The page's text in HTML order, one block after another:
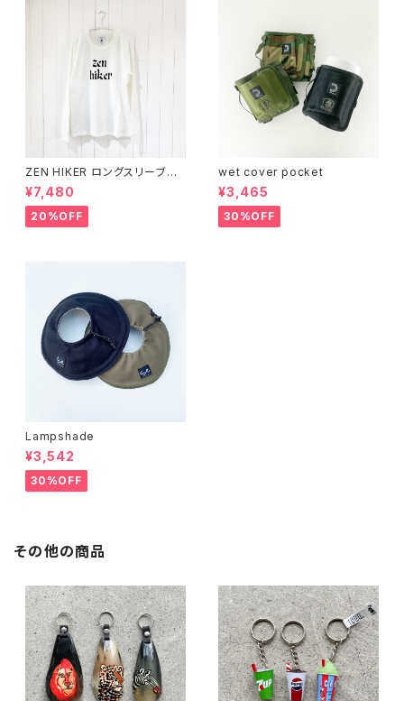
ZEN HIKER ロングスリーブシ
ャツ
¥7,480
20%OFF
wet cover pocket
¥3,465
30%OFF
Lampshade
¥3,542
30%OFF
その他の商品